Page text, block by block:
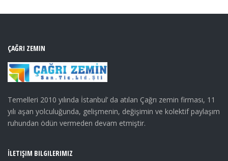
ÇAĞRI ZEMIN
Temelleri 2010 yılında İstanbul’ da atılan Çağrı zemin firması, 11
yılı aşan yolculuğunda, gelişmenin, değişimin ve kolektif paylaşım
ruhundan ödün vermeden devam etmiştir.
İLETIŞIM BILGILERIMIZ